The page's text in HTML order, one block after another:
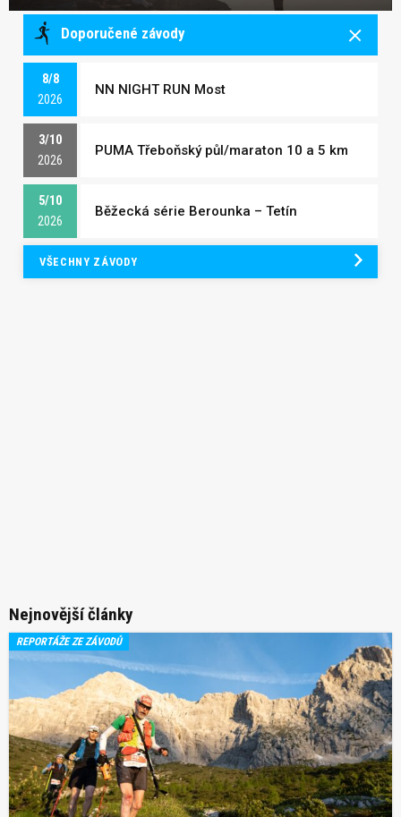
Doporučené závody
8/8
2026
NN NIGHT RUN Most
3/10
2026
PUMA Třeboňský půl/maraton 10 a 5 km
5/10
2026
Běžecká série Berounka – Tetín
VŠECHNY ZÁVODY
Nejnovější články
REPORTÁŽE ZE ZÁVODŮ